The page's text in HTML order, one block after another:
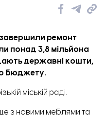
завершили ремонт
понад 3,8 мільйона
державні кошти,
бюджету.
міській раді.
з новими меблями та